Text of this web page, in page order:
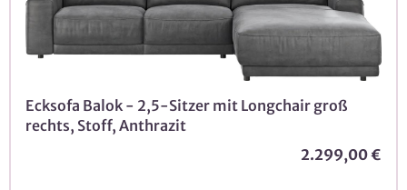
Ecksofa Balok - 2,5-Sitzer mit Longchair groß
rechts, Stoff, Anthrazit
2.299,00 €